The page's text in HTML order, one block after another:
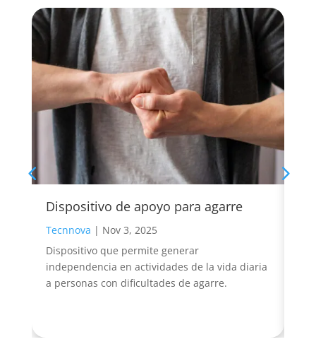
Dispositivo de apoyo para agarre
Tecnnova | Nov 3, 2025
Dispositivo que permite generar
independencia en actividades de la vida diaria
a personas con dificultades de agarre.